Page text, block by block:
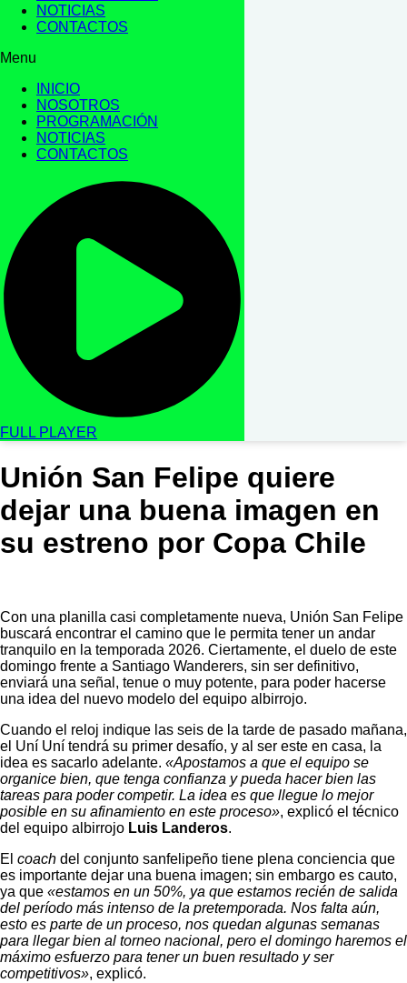
NOTICIAS
CONTACTOS
Menu
INICIO
NOSOTROS
PROGRAMACIÓN
NOTICIAS
CONTACTOS
FULL PLAYER
Unión San Felipe quiere
dejar una buena imagen en
su estreno por Copa Chile
Con una planilla casi completamente nueva, Unión San Felipe
buscará encontrar el camino que le permita tener un andar
tranquilo en la temporada 2026. Ciertamente, el duelo de este
domingo frente a Santiago Wanderers, sin ser definitivo,
enviará una señal, tenue o muy potente, para poder hacerse
una idea del nuevo modelo del equipo albirrojo.
Cuando el reloj indique las seis de la tarde de pasado mañana,
el Uní Uní tendrá su primer desafío, y al ser este en casa, la
idea es sacarlo adelante. «Apostamos a que el equipo se
organice bien, que tenga confianza y pueda hacer bien las
tareas para poder competir. La idea es que llegue lo mejor
posible en su afinamiento en este proceso», explicó el técnico
del equipo albirrojo Luis Landeros.
El coach del conjunto sanfelipeño tiene plena conciencia que
es importante dejar una buena imagen; sin embargo es cauto,
ya que «estamos en un 50%, ya que estamos recién de salida
del período más intenso de la pretemporada. Nos falta aún,
esto es parte de un proceso, nos quedan algunas semanas
para llegar bien al torneo nacional, pero el domingo haremos el
máximo esfuerzo para tener un buen resultado y ser
competitivos», explicó.